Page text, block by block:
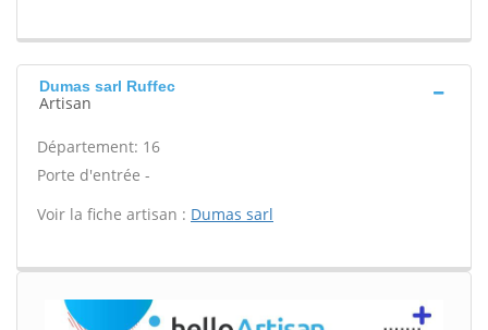
Dumas sarl Ruffec
Artisan
Département: 16
Porte d'entrée -
Voir la fiche artisan : Dumas sarl